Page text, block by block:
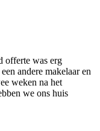
offerte was erg
andere makelaar en
weken na het
we ons huis